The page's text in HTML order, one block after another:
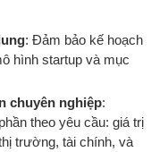
: Đảm bảo kế hoạch
hình startup và mục
chuyên nghiệp:
theo yêu cầu: giá trị
trường, tài chính, và